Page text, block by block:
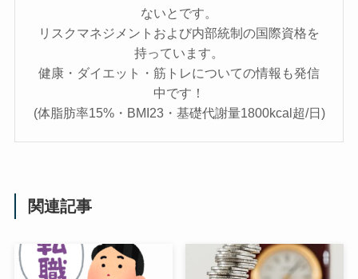
ないとです。
リスクマネジメントおよび内部統制の国際資格を
持っています。
健康・ダイエット・筋トレについての情報も発信
中です！
(体脂肪率15%・BMI23・基礎代謝量1800kcal超/日)
関連記事